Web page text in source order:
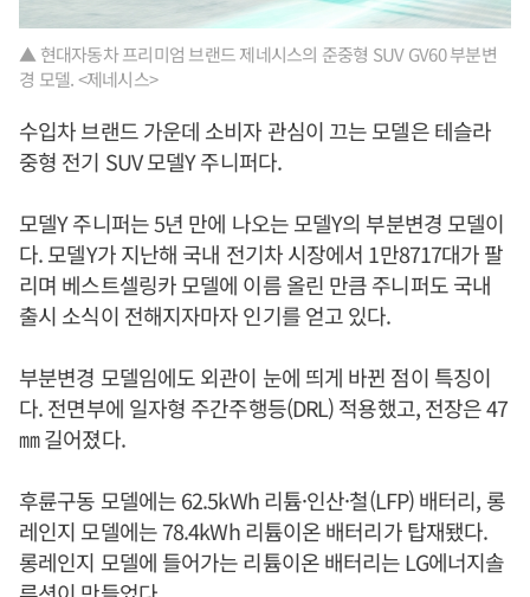
▲ 현대자동차 프리미엄 브랜드 제네시스의 준중형 SUV GV60 부분변
경 모델. <제네시스>
수입차 브랜드 가운데 소비자 관심이 끄는 모델은 테슬라
중형 전기 SUV 모델Y 주니퍼다.
모델Y 주니퍼는 5년 만에 나오는 모델Y의 부분변경 모델이
다. 모델Y가 지난해 국내 전기차 시장에서 1만8717대가 팔
리며 베스트셀링카 모델에 이름 올린 만큼 주니퍼도 국내
출시 소식이 전해지자마자 인기를 얻고 있다.
부분변경 모델임에도 외관이 눈에 띄게 바뀐 점이 특징이
다. 전면부에 일자형 주간주행등(DRL) 적용했고, 전장은 47
㎜ 길어졌다.
후륜구동 모델에는 62.5kWh 리튬·인산·철(LFP) 배터리, 롱
레인지 모델에는 78.4kWh 리튬이온 배터리가 탑재됐다.
롱레인지 모델에 들어가는 리튬이온 배터리는 LG에너지솔